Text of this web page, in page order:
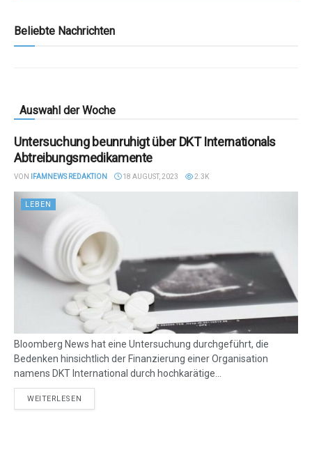
Beliebte Nachrichten
Auswahl der Woche
Untersuchung beunruhigt über DKT Internationals
Abtreibungsmedikamente
VON IFAMNEWS REDAKTION 18 AUGUST, 2023 2.3K
LEBEN
Bloomberg News hat eine Untersuchung durchgeführt, die
Bedenken hinsichtlich der Finanzierung einer Organisation
namens DKT International durch hochkarätige...
WEITERLESEN